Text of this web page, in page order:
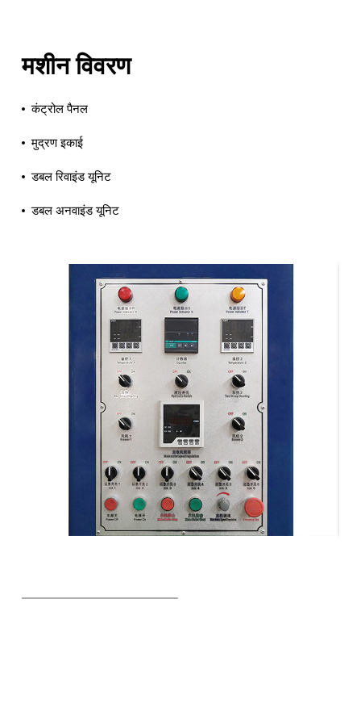
मशीन विवरण
कंट्रोल पैनल
मुद्रण इकाई
डबल रिवाइंड यूनिट
डबल अनवाइंड यूनिट